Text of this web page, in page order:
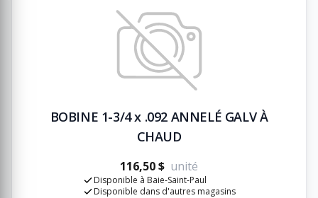
BOBINE 1-3/4 x .092 ANNELÉ GALV À
CHAUD
116,50 $ unité
Disponible à Baie-Saint-Paul
Disponible dans d'autres magasins